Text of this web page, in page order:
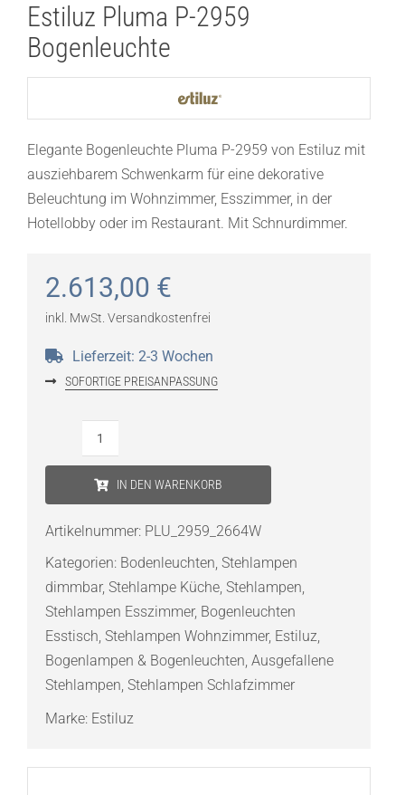
Estiluz Pluma P-2959
Bogenleuchte
Elegante Bogenleuchte Pluma P-2959 von Estiluz mit
ausziehbarem Schwenkarm für eine dekorative
Beleuchtung im Wohnzimmer, Esszimmer, in der
Hotellobby oder im Restaurant. Mit Schnurdimmer.
2.613,00 €
inkl. MwSt. Versandkostenfrei
Lieferzeit: 2-3 Wochen
SOFORTIGE PREISANPASSUNG
Menge
IN DEN WARENKORB
Artikelnummer: PLU_2959_2664W
Kategorien: Bodenleuchten, Stehlampen
dimmbar, Stehlampe Küche, Stehlampen,
Stehlampen Esszimmer, Bogenleuchten
Esstisch, Stehlampen Wohnzimmer, Estiluz,
Bogenlampen & Bogenleuchten, Ausgefallene
Stehlampen, Stehlampen Schlafzimmer
Marke: Estiluz